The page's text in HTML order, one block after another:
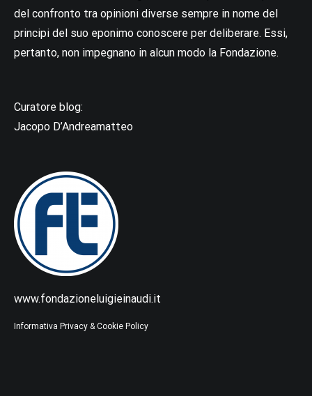
del confronto tra opinioni diverse sempre in nome del
principi del suo eponimo conoscere per deliberare. Essi,
pertanto, non impegnano in alcun modo la Fondazione.
Curatore blog:
Jacopo D’Andreamatteo
www.fondazioneluigieinaudi.it
Informativa Privacy & Cookie Policy